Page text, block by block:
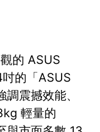
的 ASUS
的「ASUS
震撼效能、
輕量的